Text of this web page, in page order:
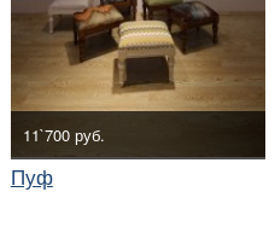
11`700 руб.
Пуф